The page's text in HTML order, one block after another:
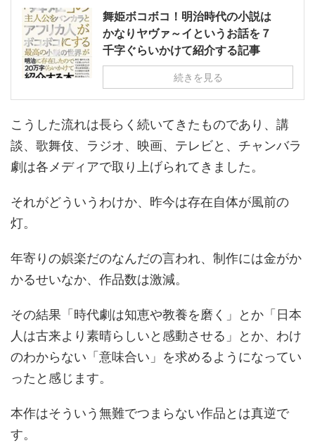
舞姫ボコボコ！明治時代の小説は
かなりヤヴァ～イというお話を７
千字ぐらいかけて紹介する記事
続きを見る
こうした流れは長らく続いてきたものであり、講
談、歌舞伎、ラジオ、映画、テレビと、チャンバラ
劇は各メディアで取り上げられてきました。
それがどういうわけか、昨今は存在自体が風前の
灯。
年寄りの娯楽だのなんだの言われ、制作には金がか
かるせいなか、作品数は激減。
その結果「時代劇は知恵や教養を磨く」とか「日本
人は古来より素晴らしいと感動させる」とか、わけ
のわからない「意味合い」を求めるようになってい
ったと感じます。
本作はそういう無難でつまらない作品とは真逆で
す。